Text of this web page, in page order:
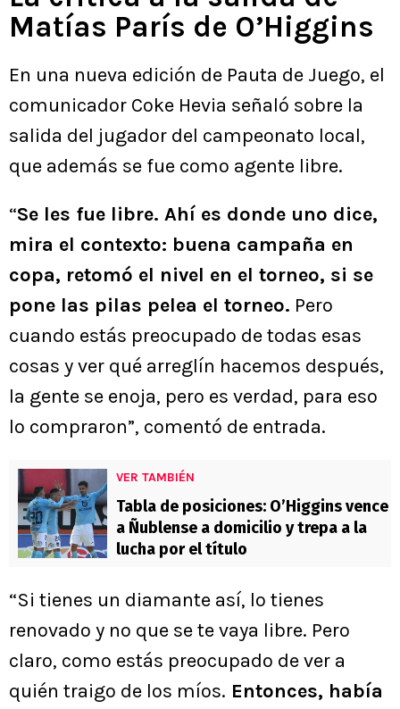
Matías París de O’Higgins
En una nueva edición de Pauta de Juego, el
comunicador Coke Hevia señaló sobre la
salida del jugador del campeonato local,
que además se fue como agente libre.
“Se les fue libre. Ahí es donde uno dice,
mira el contexto: buena campaña en
copa, retomó el nivel en el torneo, si se
pone las pilas pelea el torneo. Pero
cuando estás preocupado de todas esas
cosas y ver qué arreglín hacemos después,
la gente se enoja, pero es verdad, para eso
lo compraron”, comentó de entrada.
VER TAMBIÉN
Tabla de posiciones: O’Higgins vence
a Ñublense a domicilio y trepa a la
lucha por el título
“Si tienes un diamante así, lo tienes
renovado y no que se te vaya libre. Pero
claro, como estás preocupado de ver a
quién traigo de los míos. Entonces, había